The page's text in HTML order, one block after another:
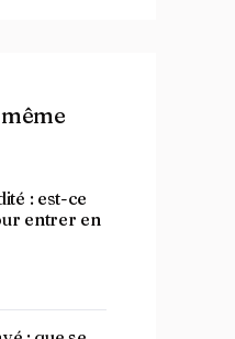
: est-ce
entrer en